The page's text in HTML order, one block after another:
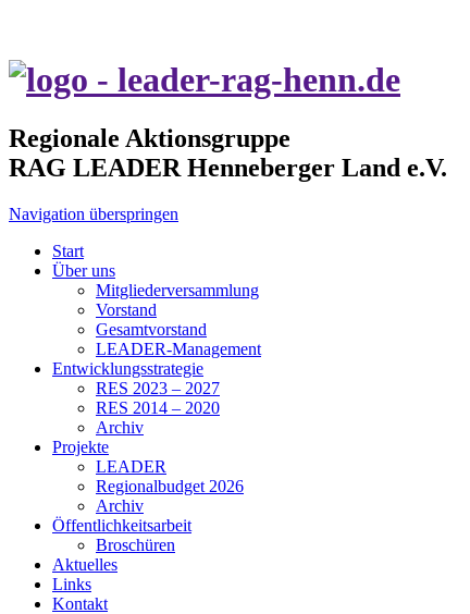
Regionale Aktionsgruppe
RAG LEADER Henneberger Land e.V.
Navigation überspringen
Start
Über uns
Mitgliederversammlung
Vorstand
Gesamtvorstand
LEADER-Management
Entwicklungsstrategie
RES 2023 – 2027
RES 2014 – 2020
Archiv
Projekte
LEADER
Regionalbudget 2026
Archiv
Öffentlichkeitsarbeit
Broschüren
Aktuelles
Links
Kontakt